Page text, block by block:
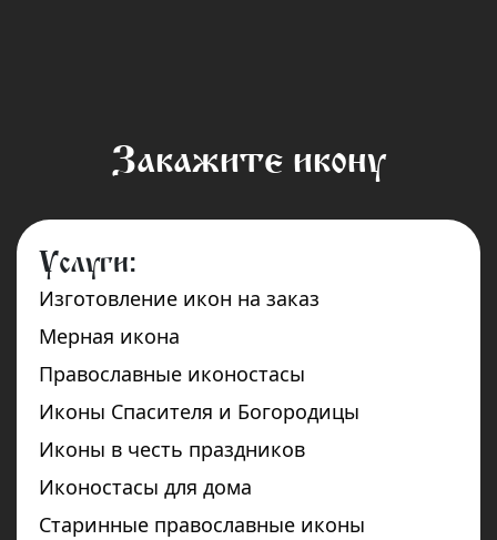
Закажите икону
Услуги:
Изготовление икон на заказ
Мерная икона
Православные иконостасы
Иконы Спасителя и Богородицы
Иконы в честь праздников
Иконостасы для дома
Старинные православные иконы